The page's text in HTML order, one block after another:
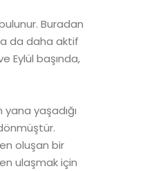
Buradan
da daha aktif
Eylül başında,
yaşadığı
oluşan bir
ulaşmak için